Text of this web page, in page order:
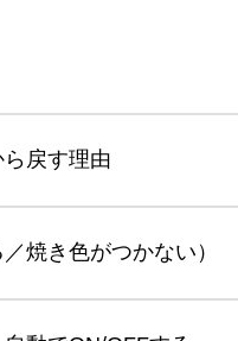
戻す理由
焼き色がつかない）